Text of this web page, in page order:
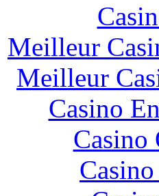
Meilleur
Meilleur
Casino